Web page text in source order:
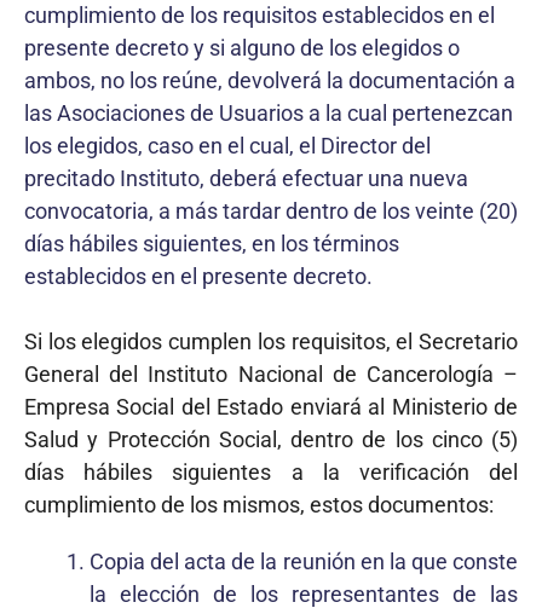
cumplimiento de los requisitos establecidos en el
presente decreto y si alguno de los elegidos o
ambos, no los reúne, devolverá la documentación a
las Asociaciones de Usuarios a la cual pertenezcan
los elegidos, caso en el cual, el Director del
precitado Instituto, deberá efectuar una nueva
convocatoria, a más tardar dentro de los veinte (20)
días hábiles siguientes, en los términos
establecidos en el presente decreto.
Si los elegidos cumplen los requisitos, el Secretario
General del Instituto Nacional de Cancerología –
Empresa Social del Estado enviará al Ministerio de
Salud y Protección Social, dentro de los cinco (5)
días hábiles siguientes a la verificación del
cumplimiento de los mismos, estos documentos:
Copia del acta de la reunión en la que conste
la elección de los representantes de las